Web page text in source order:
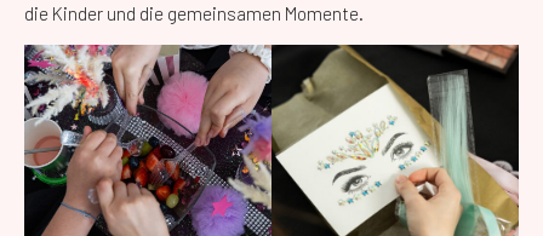
die Kinder und die gemeinsamen Momente.